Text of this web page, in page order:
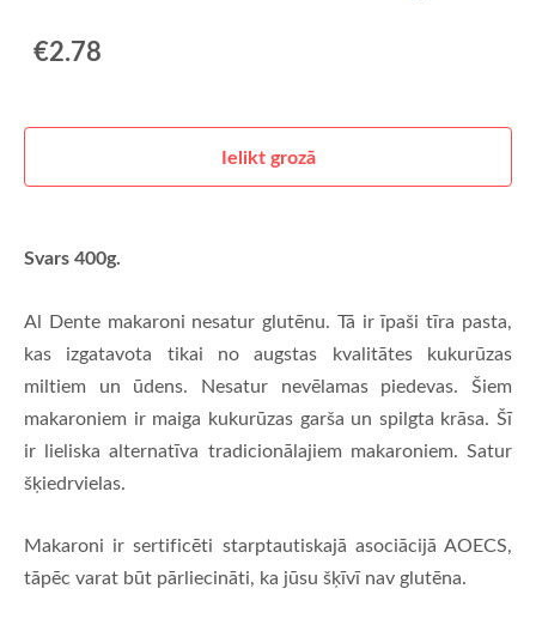
€2.78
Ielikt grozā
Svars 400g.
Al Dente makaroni nesatur glutēnu. Tā ir īpaši tīra pasta,
kas izgatavota tikai no augstas kvalitātes kukurūzas
miltiem un ūdens. Nesatur nevēlamas piedevas. Šiem
makaroniem ir maiga kukurūzas garša un spilgta krāsa. Šī
ir lieliska alternatīva tradicionālajiem makaroniem. Satur
šķiedrvielas.
Makaroni ir sertificēti starptautiskajā asociācijā AOECS,
tāpēc varat būt pārliecināti, ka jūsu šķīvī nav glutēna.